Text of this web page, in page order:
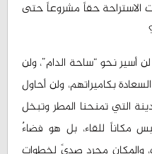
حقاً مشروعاً حتى
أسير نحو “ساحة الدام”، ولن
بكاميراتهم، ولن أحاول
التي تمنحنا المطر وتبخل
مكاناً للقاء، بل هو فضاءٌ